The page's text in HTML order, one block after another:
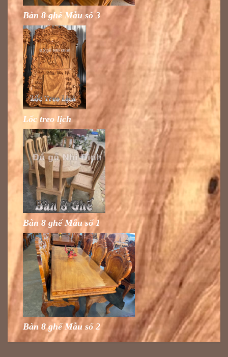
Bàn 8 ghế Mẫu số 3
Lốc treo lịch
Bàn 8 ghế Mẫu số 1
Bàn 8 ghế Mẫu số 2